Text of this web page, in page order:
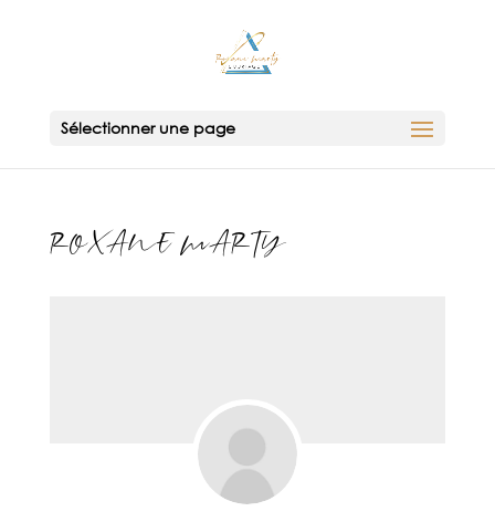
Sélectionner une page
ROXANE MARTY